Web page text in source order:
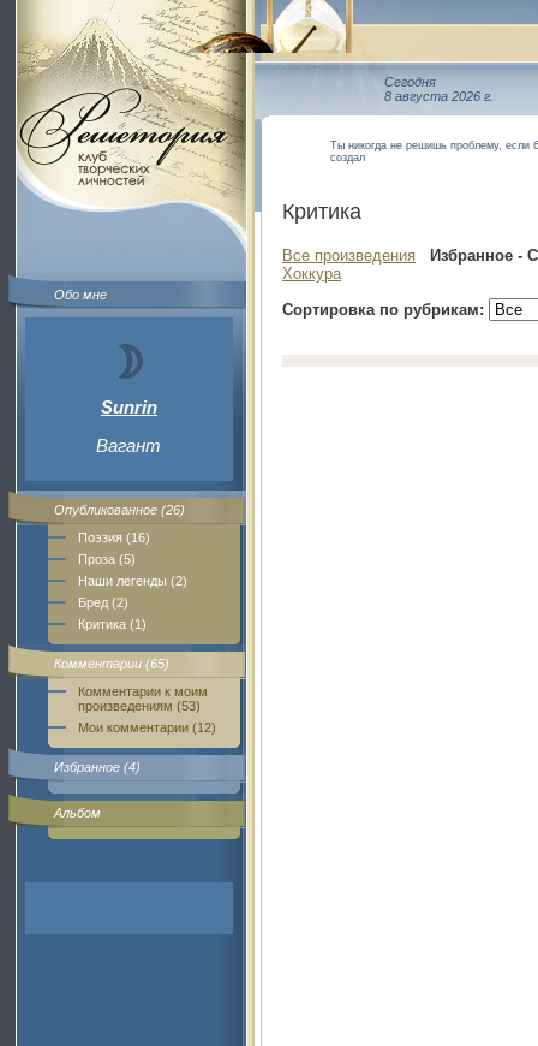
Обо мне
Sunrin
Вагант
Опубликованное (26)
Поэзия (16)
Проза (5)
Наши легенды (2)
Бред (2)
Критика (1)
Комментарии (65)
Комментарии к моим
произведениям (53)
Мои комментарии (12)
Избранное (4)
Альбом
Сегодня
8 августа 2026 г.
Ты никогда не решишь проблему, если
создал
Критика
Все произведения
Избранное -
Хоккура
Сортировка по рубрикам: